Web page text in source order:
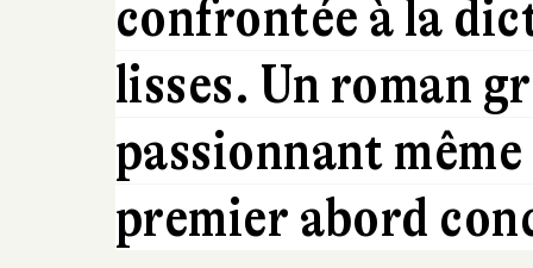
confrontée à la
lisses. Un roman
passionnant même
premier abord